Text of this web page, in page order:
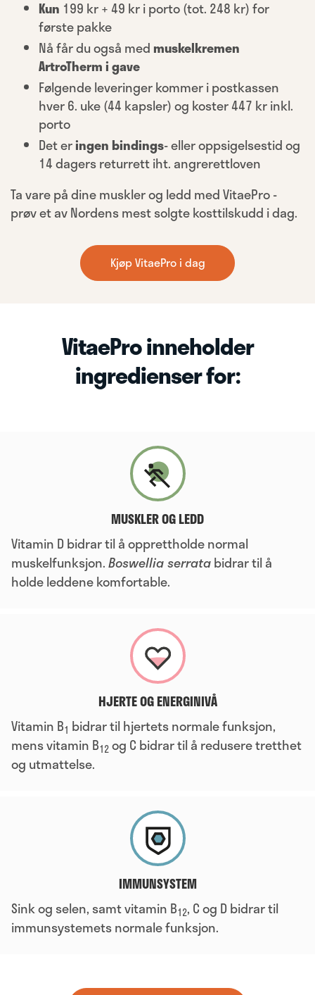
Kun 199 kr + 49 kr i porto (tot. 248 kr) for
første pakke
Nå får du også med muskelkremen
ArtroTherm i gave
Følgendeleveringer kommer i postkassen
hver 6. uke (44 kapsler) og koster 447 kr inkl.
porto
Det eringen bindings- eller oppsigelsestid og
14 dagers returrett iht. angrerettloven
Ta vare på dine muskler og ledd med VitaePro -
prøv et av Nordens mest solgte kosttilskudd i dag.
Kjøp VitaePro i dag
VitaePro inneholder
ingredienser for:
MUSKLER OG LEDD
Vitamin D bidrar til å opprettholde normal
muskelfunksjon.Boswellia serratabidrar til å
holde leddene komfortable.
HJERTE OG ENERGINIVÅ
Vitamin B1 bidrar til hjertets normale funksjon,
mens vitamin B12og C bidrar til å redusere tretthet
og utmattelse.
IMMUNSYSTEM
Sink og selen, samt vitamin B12, C og D bidrar til
immunsystemets normale funksjon.